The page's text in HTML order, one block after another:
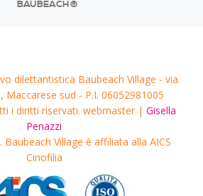
BAUBEACH®
dilettantistica Baubeach Village - via
Maccarese sud - P.I. 06052981005
i diritti riservati. webmaster | Gisella
Penazzi
Baubeach Village è affiliata alla AICS
Cinofilia